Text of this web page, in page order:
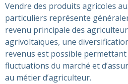
Vendre des produits agricoles
particuliers représente
revenu principale des
agrivoltaïques, une
revenus est possible
fluctuations du marché et
au métier d’agriculteur.